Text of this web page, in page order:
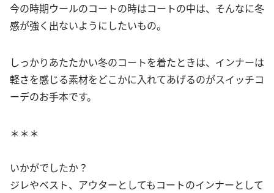
今の時期ウールのコートの時はコートの中は、そんなに冬
感が強く出ないようにしたいもの。
しっかりあたたかい冬のコートを着たときは、インナーは
軽さを感じる素材をどこかに入れてあげるのがスイッチコ
ーデのお手本です。
＊＊＊
いかがでしたか？
ジレやベスト、アウターとしてもコートのインナーとして